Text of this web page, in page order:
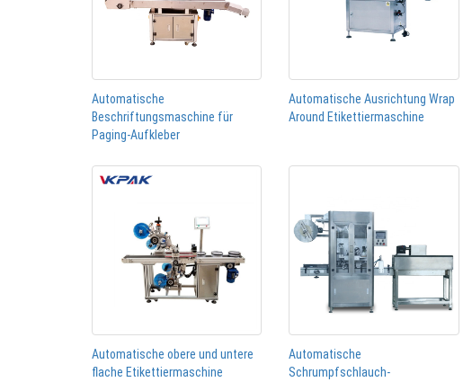
Automatische
Beschriftungsmaschine für
Paging-Aufkleber
Automatische Ausrichtung Wrap
Around Etikettiermaschine
Automatische obere und untere
flache Etikettiermaschine
Automatische
Schrumpfschlauch-